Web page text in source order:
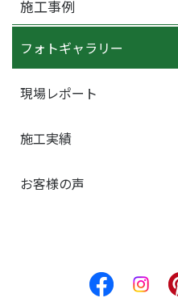
施工事例
フォトギャラリー
現場レポート
施工実績
お客様の声